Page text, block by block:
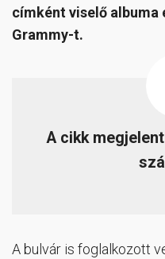
címként viselő
Grammy-t.
A cikk
A bulvár is foglalkozott